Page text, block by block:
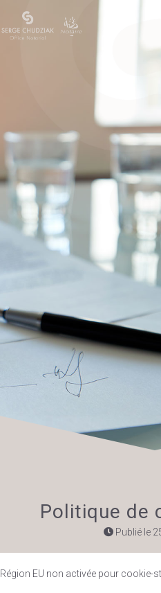
Politique de
Publié le
Région EU non activée pour cookie-